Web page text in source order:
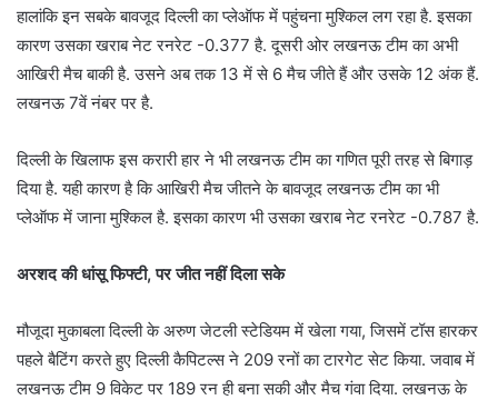
हालांकि इन सबके बावजूद दिल्ली का प्लेऑफ में पहुंचना मुश्किल लग रहा है. इसका
कारण उसका खराब नेट रनरेट -0.377 है. दूसरी ओर लखनऊ टीम का अभी
आखिरी मैच बाकी है. उसने अब तक 13 में से 6 मैच जीते हैं और उसके 12 अंक हैं.
लखनऊ 7वें नंबर पर है.
दिल्ली के खिलाफ इस करारी हार ने भी लखनऊ टीम का गणित पूरी तरह से बिगाड़
दिया है. यही कारण है कि आखिरी मैच जीतने के बावजूद लखनऊ टीम का भी
प्लेऑफ में जाना मुश्किल है. इसका कारण भी उसका खराब नेट रनरेट -0.787 है.
अरशद की धांसू फिफ्टी, पर जीत नहीं दिला सके
मौजूदा मुकाबला दिल्ली के अरुण जेटली स्टेडियम में खेला गया, जिसमें टॉस हारकर
पहले बैटिंग करते हुए दिल्ली कैपिटल्स ने 209 रनों का टारगेट सेट किया. जवाब में
लखनऊ टीम 9 विकेट पर 189 रन ही बना सकी और मैच गंवा दिया. लखनऊ के